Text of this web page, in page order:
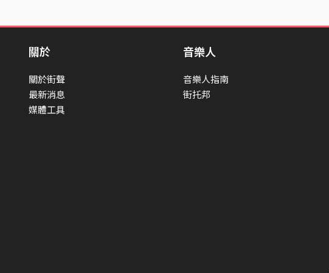
關於
關於街聲
最新消息
媒體工具
音樂人
音樂人指南
街托邦